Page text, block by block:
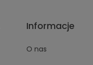
Informacje
O nas